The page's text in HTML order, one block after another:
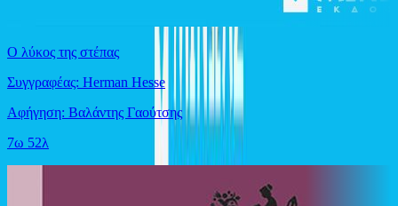
Ο λύκος της στέπας
Συγγραφέας: Herman Hesse
Αφήγηση: Βαλάντης Γαούτσης
7ω 52λ